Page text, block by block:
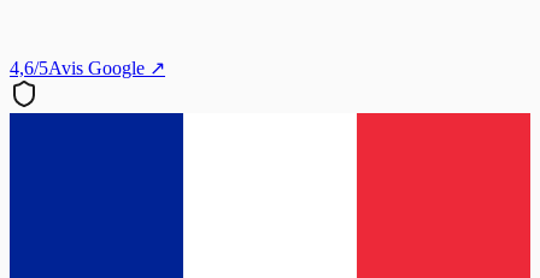
4,6/5Avis Google ↗